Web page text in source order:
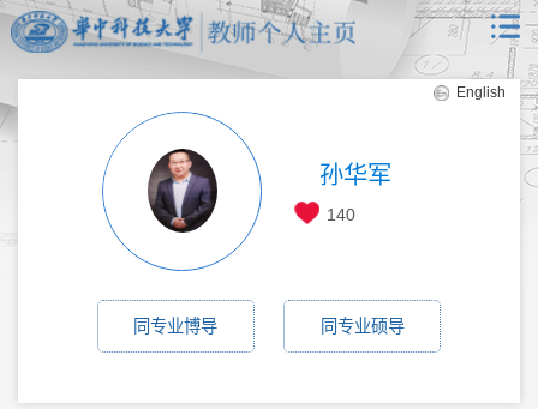
English
孙华军
140
同专业博导 同专业硕导